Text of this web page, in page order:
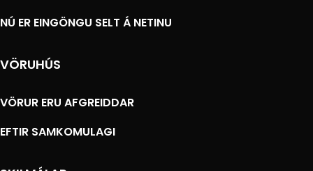
NÚ ER EINGÖNGU SELT Á NETINU
VÖRUHÚS
VÖRUR ERU AFGREIDDAR
EFTIR SAMKOMULAGI